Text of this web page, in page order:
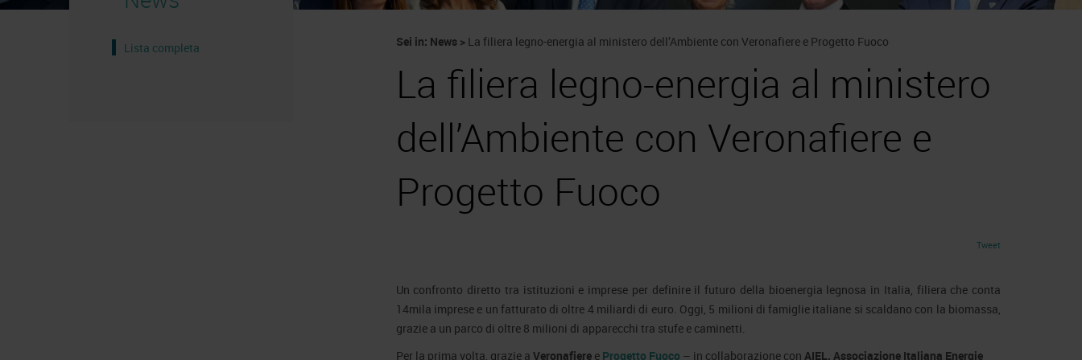
Lista completa Sei in: News > La filiera legno-energia al ministero dell’Ambiente con Veronafiere e Progetto Fuoco
La filiera legno-energia al ministero
dell’Ambiente con Veronafiere e
Progetto Fuoco
Tweet
Un confronto diretto tra istituzioni e imprese per definire il futuro della bioenergia legnosa in Italia, filiera che conta
14mila imprese e un fatturato di oltre 4 miliardi di euro. Oggi, 5 milioni di famiglie italiane si scaldano con la biomassa,
grazie a un parco di oltre 8 milioni di apparecchi tra stufe e caminetti.
Per la prima volta, grazie a Veronafieree Progetto Fuoco – in collaborazione con AIEL, Associazione Italiana Energie